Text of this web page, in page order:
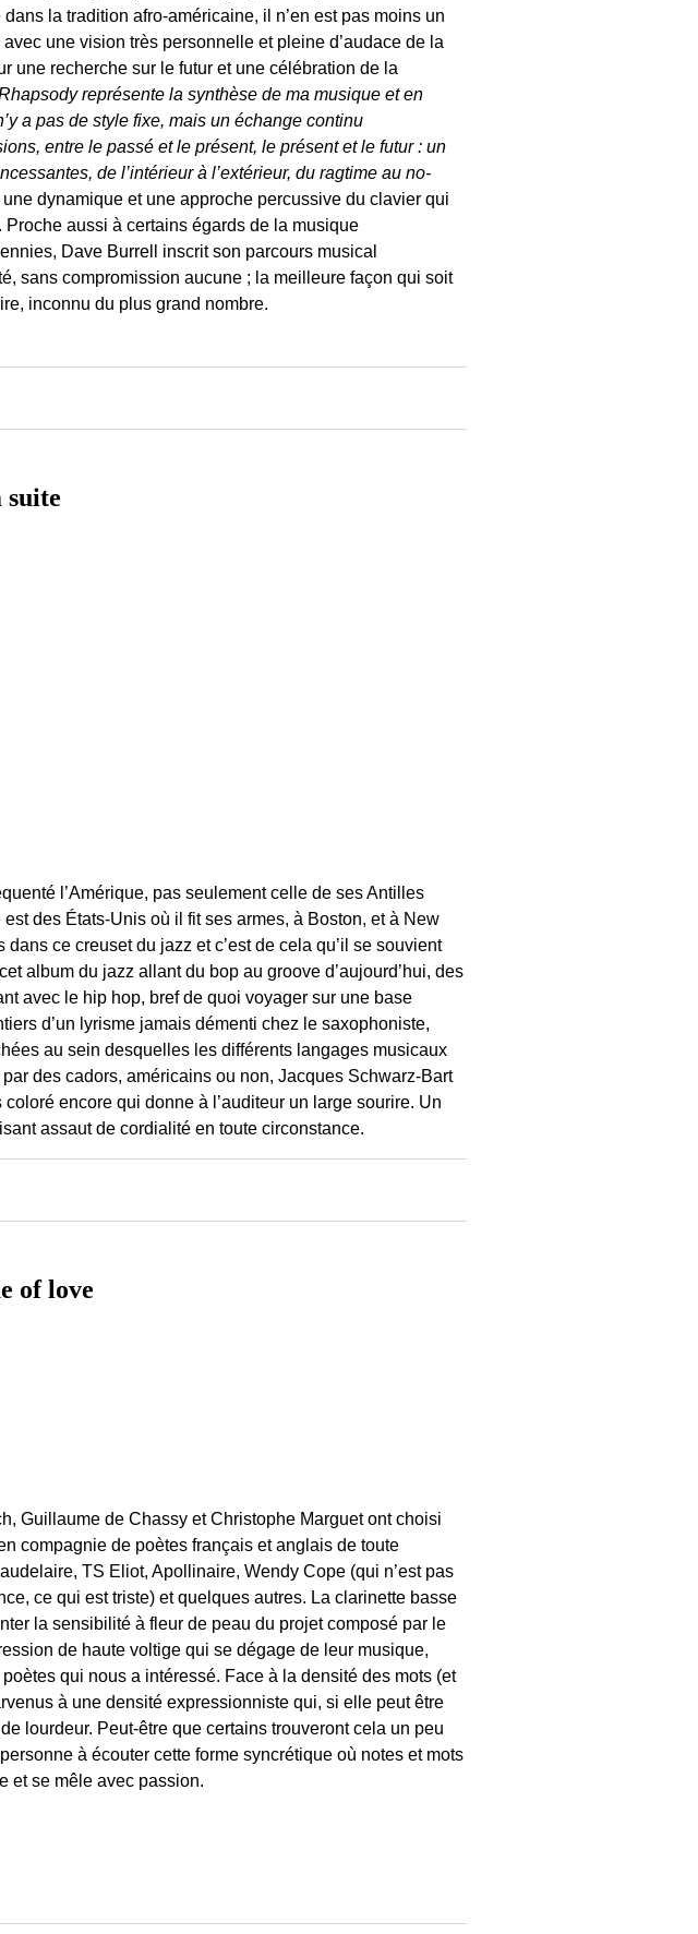
la tradition afro-américaine, il n’en est pas moins un
une vision très personnelle et pleine d’audace de la
une recherche sur le futur et une célébration de la
représente la synthèse de ma musique et en
a pas de style fixe, mais un échange continu
entre le passé et le présent, le présent et le futur : un
de l’intérieur à l’extérieur, du ragtime au no-
dynamique et une approche percussive du clavier qui
aussi à certains égards de la musique
Dave Burrell inscrit son parcours musical
sans compromission aucune ; la meilleure façon qui soit
inconnu du plus grand nombre.
l’Amérique, pas seulement celle de ses Antilles
des États-Unis où il fit ses armes, à Boston, et à New
ce creuset du jazz et c’est de cela qu’il se souvient
album du jazz allant du bop au groove d’aujourd’hui, des
avec le hip hop, bref de quoi voyager sur une base
d’un lyrisme jamais démenti chez le saxophoniste,
au sein desquelles les différents langages musicaux
des cadors, américains ou non, Jacques Schwarz-Bart
encore qui donne à l’auditeur un large sourire. Un
assaut de cordialité en toute circonstance.
of love
Guillaume de Chassy et Christophe Marguet ont choisi
compagnie de poètes français et anglais de toute
TS Eliot, Apollinaire, Wendy Cope (qui n’est pas
ce qui est triste) et quelques autres. La clarinette basse
la sensibilité à fleur de peau du projet composé par le
de haute voltige qui se dégage de leur musique,
qui nous a intéressé. Face à la densité des mots (et
à une densité expressionniste qui, si elle peut être
lourdeur. Peut-être que certains trouveront cela un peu
à écouter cette forme syncrétique où notes et mots
et se mêle avec passion.